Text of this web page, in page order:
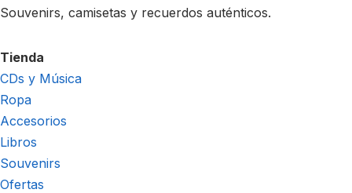
Souvenirs, camisetas y recuerdos auténticos.
Tienda
CDs y Música
Ropa
Accesorios
Libros
Souvenirs
Ofertas